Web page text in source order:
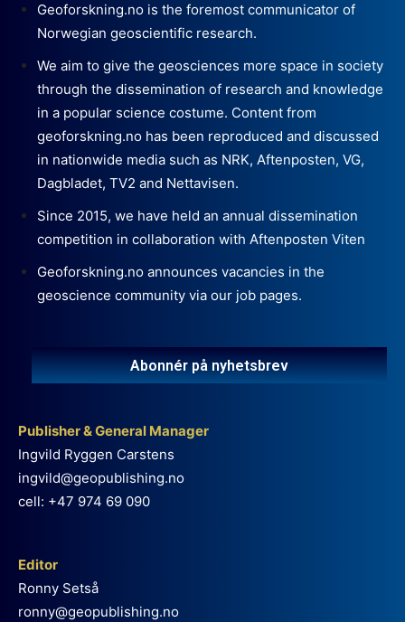
Geoforskning.no is the foremost communicator of
Norwegian geoscientific research.
We aim to give the geosciences more space in society
through the dissemination of research and knowledge
in a popular science costume. Content from
geoforskning.no has been reproduced and discussed
in nationwide media such as NRK, Aftenposten, VG,
Dagbladet, TV2 and Nettavisen.
Since 2015, we have held an annual dissemination
competition in collaboration with Aftenposten Viten
Geoforskning.no announces vacancies in the
geoscience community via our job pages.
Abonnér på nyhetsbrev
Publisher & General Manager
Ingvild Ryggen Carstens
ingvild@geopublishing.no
cell: +47 974 69 090
Editor
Ronny Setså
ronny@geopublishing.no